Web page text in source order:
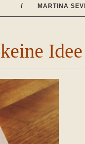
MARTINA
keine